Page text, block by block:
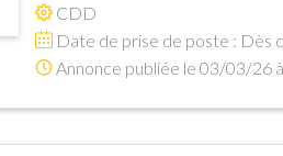
CDD
Date de prise de poste : Dès
Annonce publiée le 03/03/26